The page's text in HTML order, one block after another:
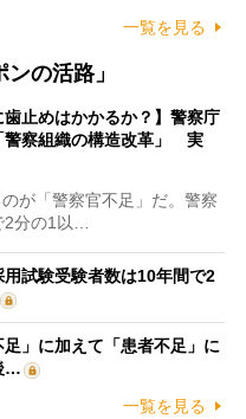
一覧を見る
の活路」
歯止めはかかるか？】警察庁
警察組織の構造改革」 実
が「警察官不足」だ。警察
分の1以…
用試験受験者数は10年間で2
足」に加えて「患者不足」に
…
一覧を見る